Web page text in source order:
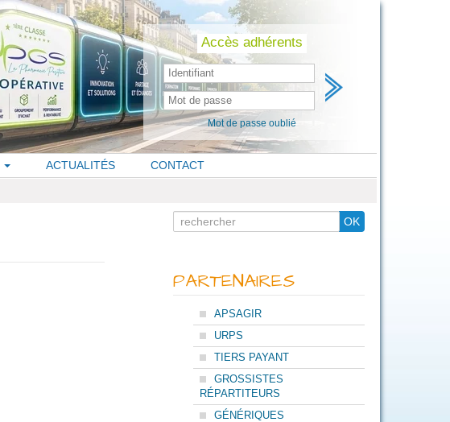
Skip
to
content Accès adhérents
Mot de passe oublié
ACTUALITÉS CONTACT
Search
for
OK
PARTENAIRES
APSAGIR
URPS
TIERS PAYANT
GROSSISTES
RÉPARTITEURS
GÉNÉRIQUES